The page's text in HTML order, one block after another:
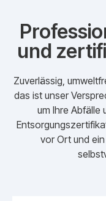
und
Zuverlässig,
das ist unser
um Ihre Abfälle
vor Ort und